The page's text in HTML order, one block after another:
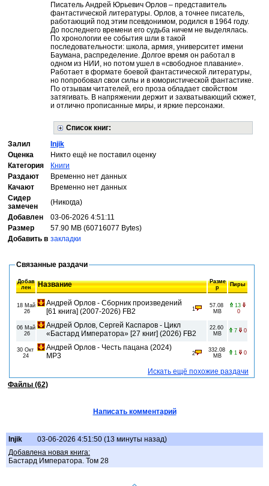
Писатель Андрей Юрьевич Орлов – представитель
фантастической литературы. Орлов, а точнее писатель,
работающий под этим псевдонимом, родился в 1964 году.
До последнего времени его судьба ничем не выделялась.
По хронологии ее события шли в такой
последовательности: школа, армия, университет имени
Баумана, распределение. Долгое время он работал в
одном из НИИ, но потом ушел в «свободное плавание».
Работает в формате боевой фантастической литературы,
но попробовал свои силы и в юмористической фантастике.
По отзывам читателей, его проза обладает свойством
затягивать. В напряжении держит и захватывающий сюжет,
и отлично прописанные миры, и яркие персонажи.
Список книг:
Залил
Injik
Оценка
Никто ещё не поставил оценку
Категория
Книги
Раздают
Временно нет данных
Качают
Временно нет данных
Сидер
замечен
(Никогда)
Добавлен
03-06-2026 4:51:11
Размер
57.90 MB (60716077 Bytes)
Добавить в закладки
Связанные раздачи
Добав
лен
Название
Разме
р
Пиры
18 Май
26
Андрей Орлов - Сборник произведений
[61 книга] (2007-2026) FB2
1
57.08
MB
13
0
06 Май
26
Андрей Орлов, Сергей Каспаров - Цикл
«Бастард Императора» [27 книг] (2026) FB2
22.60
MB
7 0
30 Окт
24
Андрей Орлов - Честь пацана (2024)
МР3
2
332.08
MB
1 0
Искать ещё похожие раздачи
Файлы (62)
Написать комментарий
Injik
03-06-2026 4:51:50 (13 минуты назад)
Добавлена новая книга:
Бастард Императора. Том 28